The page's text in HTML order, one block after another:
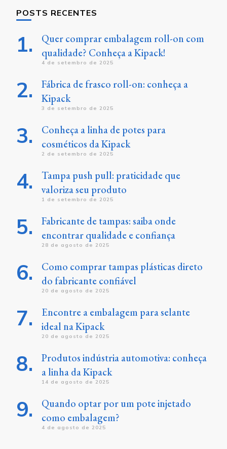
POSTS RECENTES
Quer comprar embalagem roll-on com
qualidade? Conheça a Kipack!
4 de setembro de 2025
Fábrica de frasco roll-on: conheça a
Kipack
3 de setembro de 2025
Conheça a linha de potes para
cosméticos da Kipack
2 de setembro de 2025
Tampa push pull: praticidade que
valoriza seu produto
1 de setembro de 2025
Fabricante de tampas: saiba onde
encontrar qualidade e confiança
28 de agosto de 2025
Como comprar tampas plásticas direto
do fabricante confiável
20 de agosto de 2025
Encontre a embalagem para selante
ideal na Kipack
20 de agosto de 2025
Produtos indústria automotiva: conheça
a linha da Kipack
14 de agosto de 2025
Quando optar por um pote injetado
como embalagem?
4 de agosto de 2025